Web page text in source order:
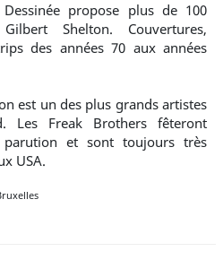
propose plus de 100
Shelton. Couvertures,
des années 70 aux années
est un des plus grands artistes
Les Freak Brothers fêteront
et sont toujours très
USA.